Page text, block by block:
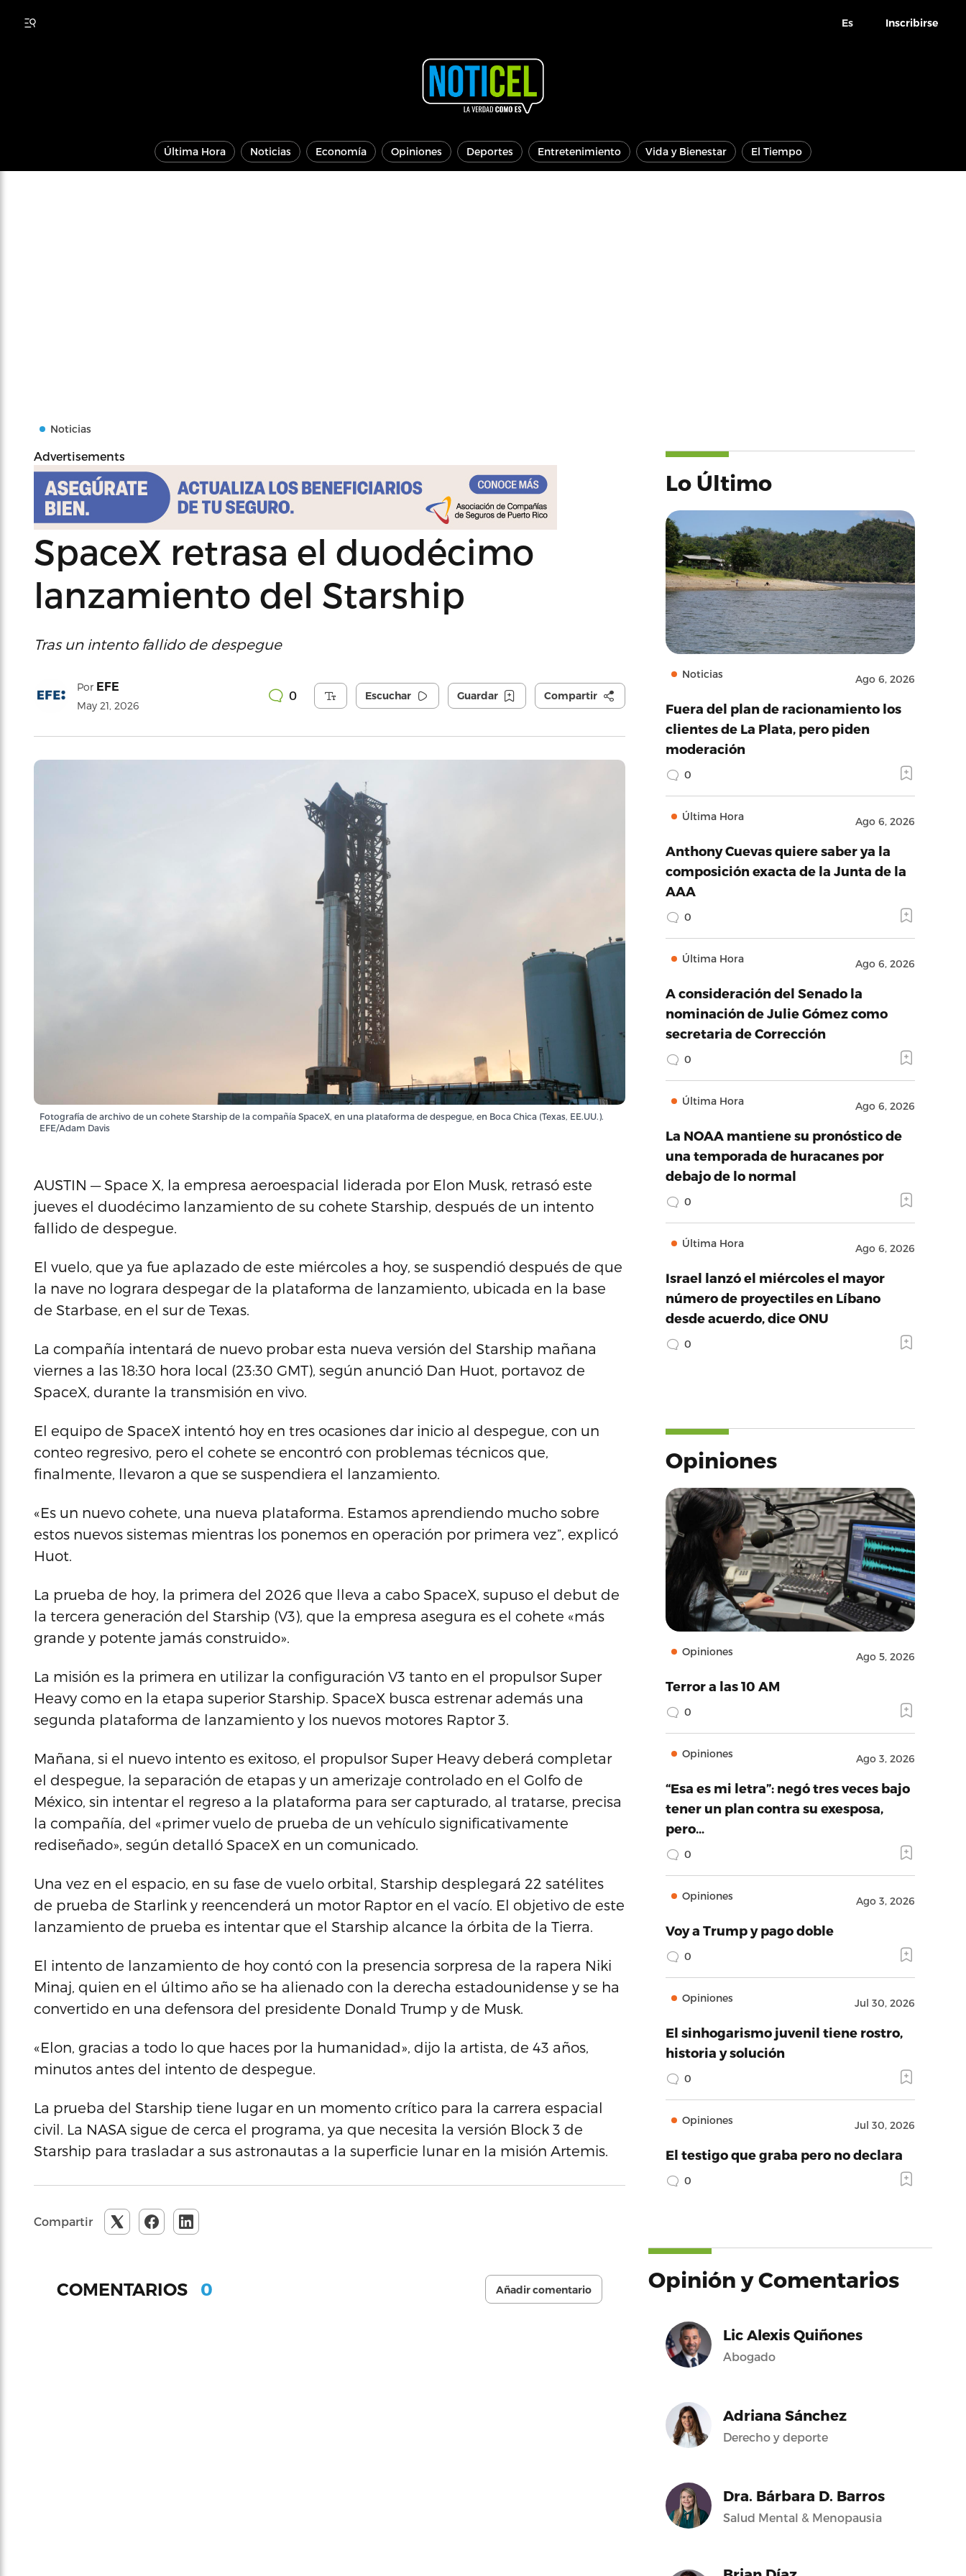
Es Inscribirse
Última Hora Noticias Economía Opiniones Deportes Entretenimiento Vida y Bienestar El Tiempo
Noticias
Advertisements
SpaceX retrasa el duodécimo
lanzamiento del Starship
Tras un intento fallido de despegue
Por EFE
May 21, 2026
0 Escuchar Guardar Compartir
Fotografía de archivo de un cohete Starship de la compañía SpaceX, en una plataforma de despegue, en Boca Chica (Texas, EE.UU.).
EFE/Adam Davis
AUSTIN — Space X, la empresa aeroespacial liderada por Elon Musk, retrasó este
jueves el duodécimo lanzamiento de su cohete Starship, después de un intento
fallido de despegue.
El vuelo, que ya fue aplazado de este miércoles a hoy, se suspendió después de que
la nave no lograra despegar de la plataforma de lanzamiento, ubicada en la base
de Starbase, en el sur de Texas.
La compañía intentará de nuevo probar esta nueva versión del Starship mañana
viernes a las 18:30 hora local (23:30 GMT), según anunció Dan Huot, portavoz de
SpaceX, durante la transmisión en vivo.
El equipo de SpaceX intentó hoy en tres ocasiones dar inicio al despegue, con un
conteo regresivo, pero el cohete se encontró con problemas técnicos que,
finalmente, llevaron a que se suspendiera el lanzamiento.
«Es un nuevo cohete, una nueva plataforma. Estamos aprendiendo mucho sobre
estos nuevos sistemas mientras los ponemos en operación por primera vez”, explicó
Huot.
La prueba de hoy, la primera del 2026 que lleva a cabo SpaceX, supuso el debut de
la tercera generación del Starship (V3), que la empresa asegura es el cohete «más
grande y potente jamás construido».
La misión es la primera en utilizar la configuración V3 tanto en el propulsor Super
Heavy como en la etapa superior Starship. SpaceX busca estrenar además una
segunda plataforma de lanzamiento y los nuevos motores Raptor 3.
Mañana, si el nuevo intento es exitoso, el propulsor Super Heavy deberá completar
el despegue, la separación de etapas y un amerizaje controlado en el Golfo de
México, sin intentar el regreso a la plataforma para ser capturado, al tratarse, precisa
la compañía, del «primer vuelo de prueba de un vehículo significativamente
rediseñado», según detalló SpaceX en un comunicado.
Una vez en el espacio, en su fase de vuelo orbital, Starship desplegará 22 satélites
de prueba de Starlink y reencenderá un motor Raptor en el vacío. El objetivo de este
lanzamiento de prueba es intentar que el Starship alcance la órbita de la Tierra.
El intento de lanzamiento de hoy contó con la presencia sorpresa de la rapera Niki
Minaj, quien en el último año se ha alienado con la derecha estadounidense y se ha
convertido en una defensora del presidente Donald Trump y de Musk.
«Elon, gracias a todo lo que haces por la humanidad», dijo la artista, de 43 años,
minutos antes del intento de despegue.
La prueba del Starship tiene lugar en un momento crítico para la carrera espacial
civil. La NASA sigue de cerca el programa, ya que necesita la versión Block 3 de
Starship para trasladar a sus astronautas a la superficie lunar en la misión Artemis.
Compartir
COMENTARIOS 0 Añadir comentario
Lo Último
Noticias Ago 6, 2026
Fuera del plan de racionamiento los
clientes de La Plata, pero piden
moderación
0
Última Hora Ago 6, 2026
Anthony Cuevas quiere saber ya la
composición exacta de la Junta de la
AAA
0
Última Hora Ago 6, 2026
A consideración del Senado la
nominación de Julie Gómez como
secretaria de Corrección
0
Última Hora Ago 6, 2026
La NOAA mantiene su pronóstico de
una temporada de huracanes por
debajo de lo normal
0
Última Hora Ago 6, 2026
Israel lanzó el miércoles el mayor
número de proyectiles en Líbano
desde acuerdo, dice ONU
0
Opiniones
Opiniones Ago 5, 2026
Terror a las 10 AM
0
Opiniones Ago 3, 2026
“Esa es mi letra”: negó tres veces bajo
tener un plan contra su exesposa,
pero…
0
Opiniones Ago 3, 2026
Voy a Trump y pago doble
0
Opiniones Jul 30, 2026
El sinhogarismo juvenil tiene rostro,
historia y solución
0
Opiniones Jul 30, 2026
El testigo que graba pero no declara
0
Opinión y Comentarios
Lic Alexis Quiñones
Abogado
Adriana Sánchez
Derecho y deporte
Dra. Bárbara D. Barros
Salud Mental & Menopausia